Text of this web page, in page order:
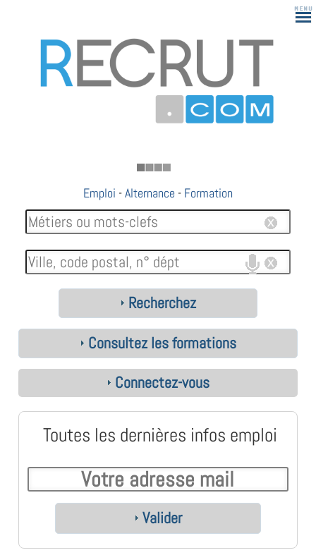
183
Emploi -Alternance - Formation
Recherchez
Consultez les formations
Connectez-vous
Toutes les dernières infos emploi
Valider